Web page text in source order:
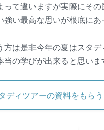
て違いますが実際にそ
い最高な思いが根底にあ
は是非今年の夏はスタ
の学びが出来ると思いま
ディツアーの資料をもらう